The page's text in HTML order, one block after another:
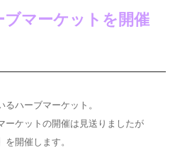
マーケットを開催
ハーブマーケット。
ーケットの開催は見送りましたが
開催します。